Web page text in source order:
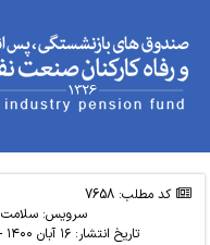
کد مطلب: 7658
سرویس:سلامت
تاریخ انتشار: ۱۶ آبان ۱۴۰۰ - ۱۱:۱۴